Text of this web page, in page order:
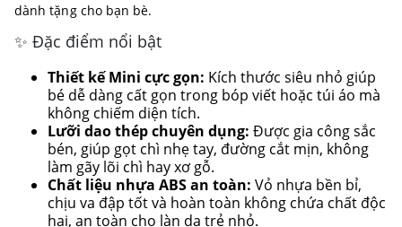
dành tặng cho bạn bè.
✨ Đặc điểm nổi bật
Thiết kế Mini cực gọn: Kích thước siêu nhỏ giúp
bé dễ dàng cất gọn trong bóp viết hoặc túi áo mà
không chiếm diện tích.
Lưỡi dao thép chuyên dụng: Được gia công sắc
bén, giúp gọt chì nhẹ tay, đường cắt mịn, không
làm gãy lõi chì hay xơ gỗ.
Chất liệu nhựa ABS an toàn: Vỏ nhựa bền bỉ,
chịu va đập tốt và hoàn toàn không chứa chất độc
hại, an toàn cho làn da trẻ nhỏ.